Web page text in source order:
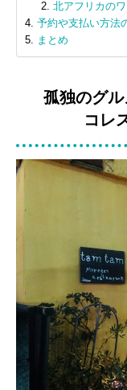
北アフリカの
予約や支払い方法
まとめ
孤独のグ
コレ